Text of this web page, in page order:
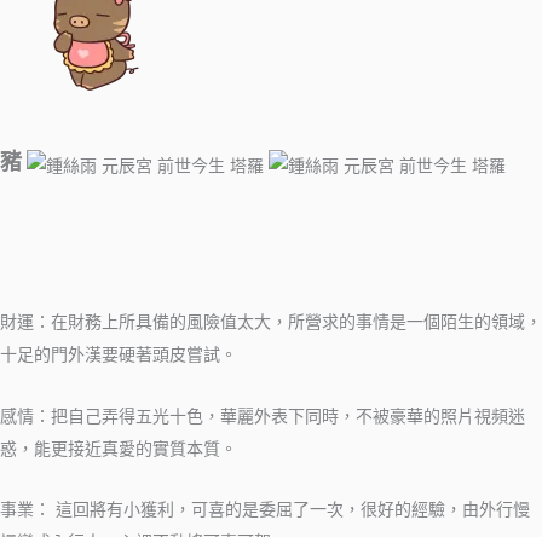
豬
財運：在財務上所具備的風險值太大，所營求的事情是一個陌生的領域，
十足的門外漢要硬著頭皮嘗試。
感情：把自己弄得五光十色，華麗外表下同時，不被豪華的照片視頻迷
惑，能更接近真愛的實質本質。
事業： 這回將有小獲利，可喜的是委屈了一次，很好的經驗，由外行慢